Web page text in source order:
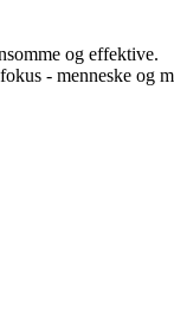
og effektive.
- menneske og